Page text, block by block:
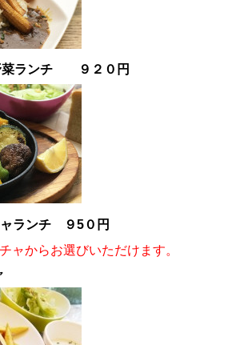
菜ランチ ９２０円
ランチ ９5０円
ャからお選びいただけます。